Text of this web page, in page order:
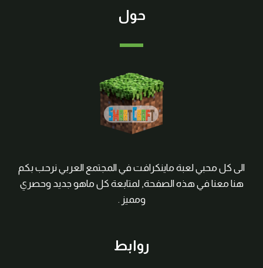
حول
الى كل محبي لعبة ماينكرافت في المجتمع العربي نرحب بكم
هنا معنا في هذه الصفحة, لمتابعة كل ماهو جديد وحصري
ومميز .
روابط